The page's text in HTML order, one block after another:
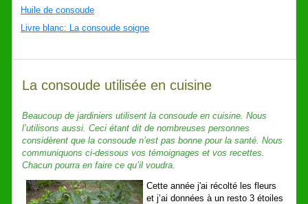
Huile de consoude
Livre blanc: La consoude soigne
La consoude utilisée en cuisine
Beaucoup de jardiniers utilisent la consoude en cuisine. Nous
l’utilisons aussi. Ceci étant dit de nombreuses personnes
considèrent que la consoude n’est pas bonne pour la santé. Nous
communiquons ci-dessous vos témoignages et vos recettes.
Chacun pourra en faire ce qu’il voudra.
Cette année j'ai récolté les fleurs
et j’ai données à un resto 3 étoiles